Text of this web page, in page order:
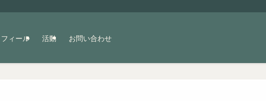
ィール 活動 お問い合わせ